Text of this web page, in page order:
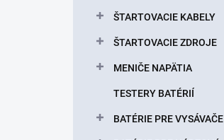
ŠTARTOVACIE KABELY
ŠTARTOVACIE ZDROJE
MENIČE NAPÄTIA
TESTERY BATÉRIÍ
BATÉRIE PRE VYSÁVAČE